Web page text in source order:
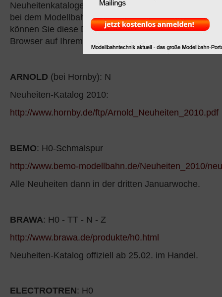
Neuheitenkataloge und -präsentationen
bei dem Modellbahn-Neuheitenkatalog um eine
können Sie diese Datei mit dem Diskettensymbol in
Browser auf Ihrem PC lokal speichern.
ARNOLD (bei Hornby): N
Neuheiten-Katalog 2010:
http://www.hornby.de/ftp/Arnold_Neuheiten_2010.pdf
BEMO: H0-Schmalspur
http://www.bemo-modellbahn.de/Neuheiten_2010/
Alle Neuheiten dann in der dritten Januarwoche.
BRAWA: H0 - TT - N - Z
http://www.brawa.de/produkte/h0.html
Neuheiten-Katalog offiziell ab 25.02. im Handel.
ELECTROTREN: H0